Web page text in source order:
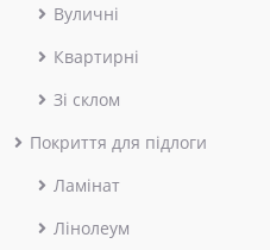
Вуличні
Квартирні
Зі склом
Покриття для підлоги
Ламінат
Лінолеум